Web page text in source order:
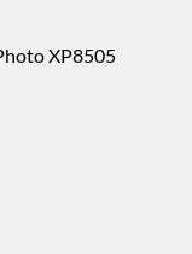
XP8505